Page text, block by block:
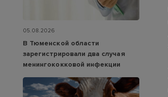
05.08.2026
В Тюменской области
зарегистрировали два случая
менингококковой инфекции